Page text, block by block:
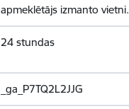
apmeklētājs izmanto vietni.
24 stundas
_ga_P7TQ2L2JJG